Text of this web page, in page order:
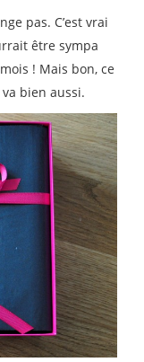
pas. C’est vrai
être sympa
! Mais bon, ce
va bien aussi.